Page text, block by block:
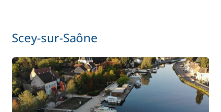
Scey-sur-Saône